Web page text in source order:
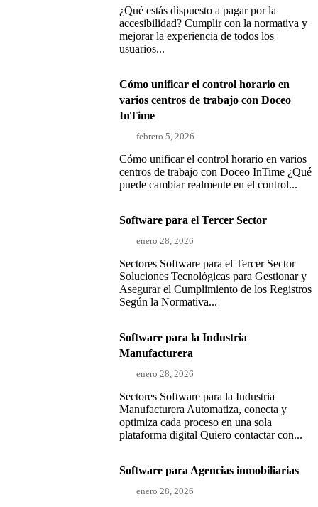
¿Qué estás dispuesto a pagar por la
accesibilidad? Cumplir con la normativa y
mejorar la experiencia de todos los
usuarios...
Cómo unificar el control horario en
varios centros de trabajo con Doceo
InTime
febrero 5, 2026
Cómo unificar el control horario en varios
centros de trabajo con Doceo InTime ¿Qué
puede cambiar realmente en el control...
Software para el Tercer Sector
enero 28, 2026
Sectores Software para el Tercer Sector
Soluciones Tecnológicas para Gestionar y
Asegurar el Cumplimiento de los Registros
Según la Normativa...
Software para la Industria
Manufacturera
enero 28, 2026
Sectores Software para la Industria
Manufacturera Automatiza, conecta y
optimiza cada proceso en una sola
plataforma digital Quiero contactar con...
Software para Agencias inmobiliarias
enero 28, 2026